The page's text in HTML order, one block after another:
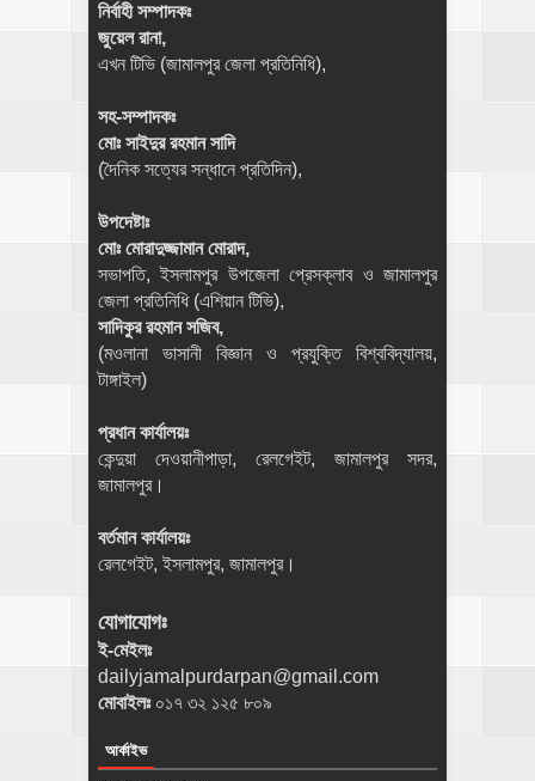
নির্বাহী সম্পাদকঃ
জুয়েল রানা,
এখন টিভি (জামালপুর জেলা প্রতিনিধি),
সহ-সম্পাদকঃ
মোঃ সাইদুর রহমান সাদি
(দৈনিক সত্যের সন্ধানে প্রতিদিন),
উপদেষ্টাঃ
মোঃ মোরাদুজ্জামান মোরাদ,
সভাপতি, ইসলামপুর উপজেলা প্রেসক্লাব ও জামালপুর
জেলা প্রতিনিধি (এশিয়ান টিভি),
সাদিকুর রহমান সজিব,
(মওলানা ভাসানী বিজ্ঞান ও প্রযুক্তি বিশ্ববিদ্যালয়,
টাঙ্গাইল)
প্রধান কার্যালয়ঃ
কেন্দুয়া দেওয়ানীপাড়া, রেলগেইট, জামালপুর সদর,
জামালপুর।
বর্তমান কার্যালয়ঃ
রেলগেইট, ইসলামপুর, জামালপুর।
যোগাযোগঃ
ই-মেইলঃ
dailyjamalpurdarpan@gmail.com
মোবাইলঃ ০১৭ ৩২ ১২৫ ৮০৯
আর্কাইভ